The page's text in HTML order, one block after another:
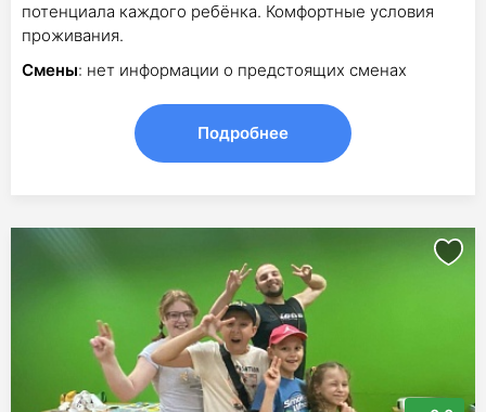
потенциала каждого ребёнка. Комфортные условия
проживания.
Смены: нет информации о предстоящих сменах
Подробнее